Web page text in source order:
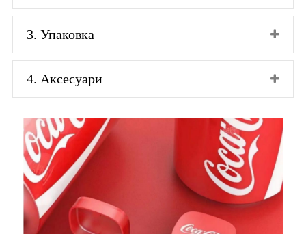
3. Упаковка
4. Аксесуари